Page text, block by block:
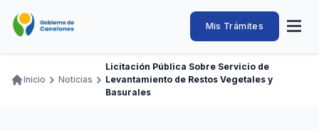
contenido
Intendencia
de
Canelones
Abrir
Navegación
Mis Trámites
Ruta
Inicio Noticias
Licitación Pública Sobre Servicio de
Levantamiento de Restos Vegetales y
Basurales